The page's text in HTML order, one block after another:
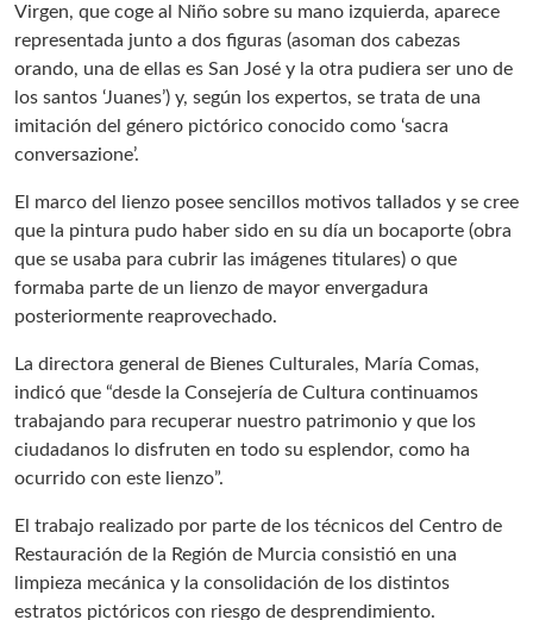
Virgen, que coge al Niño sobre su mano izquierda, aparece
representada junto a dos figuras (asoman dos cabezas
orando, una de ellas es San José y la otra pudiera ser uno de
los santos ‘Juanes’) y, según los expertos, se trata de una
imitación del género pictórico conocido como ‘sacra
conversazione’.
El marco del lienzo posee sencillos motivos tallados y se cree
que la pintura pudo haber sido en su día un bocaporte (obra
que se usaba para cubrir las imágenes titulares) o que
formaba parte de un lienzo de mayor envergadura
posteriormente reaprovechado.
La directora general de Bienes Culturales, María Comas,
indicó que “desde la Consejería de Cultura continuamos
trabajando para recuperar nuestro patrimonio y que los
ciudadanos lo disfruten en todo su esplendor, como ha
ocurrido con este lienzo”.
El trabajo realizado por parte de los técnicos del Centro de
Restauración de la Región de Murcia consistió en una
limpieza mecánica y la consolidación de los distintos
estratos pictóricos con riesgo de desprendimiento.